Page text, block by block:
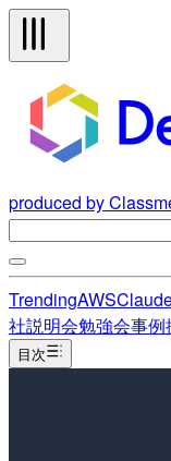
produced by
TrendingAWS
社説明会勉強会事例
目次